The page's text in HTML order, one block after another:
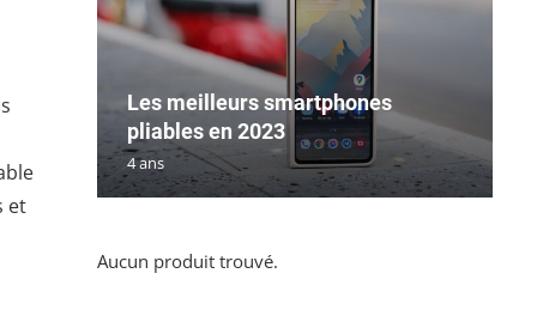
et
Les meilleurs smartphones
pliables en 2023
4 ans
Aucun produit trouvé.